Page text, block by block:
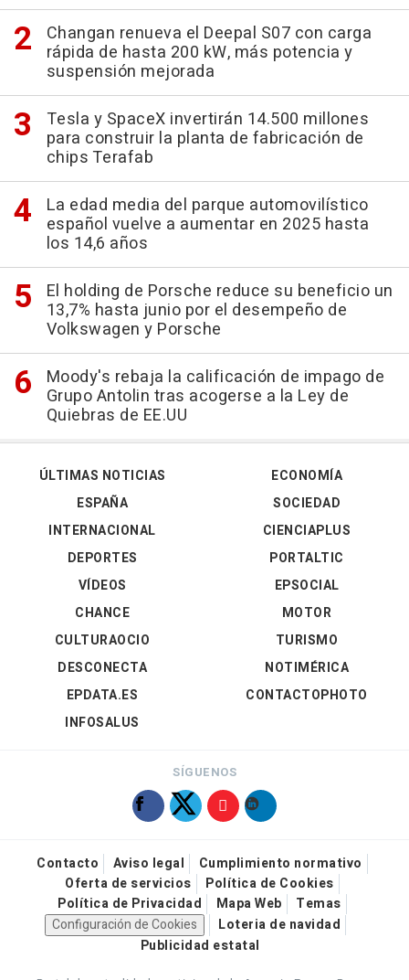
Changan renueva el Deepal S07 con carga
rápida de hasta 200 kW, más potencia y
suspensión mejorada
Tesla y SpaceX invertirán 14.500 millones
para construir la planta de fabricación de
chips Terafab
La edad media del parque automovilístico
español vuelve a aumentar en 2025 hasta
los 14,6 años
El holding de Porsche reduce su beneficio un
13,7% hasta junio por el desempeño de
Volkswagen y Porsche
Moody's rebaja la calificación de impago de
Grupo Antolin tras acogerse a la Ley de
Quiebras de EE.UU
ÚLTIMAS NOTICIAS
ESPAÑA
INTERNACIONAL
DEPORTES
VÍDEOS
ECONOMÍA
SOCIEDAD
CIENCIAPLUS
PORTALTIC
EPSOCIAL
CHANCE
CULTURAOCIO
DESCONECTA
EPDATA.ES
INFOSALUS
MOTOR
TURISMO
NOTIMÉRICA
CONTACTOPHOTO
SÍGUENOS
Contacto Aviso legal
Cumplimiento normativo
Oferta de servicios
Política de Cookies
Política de Privacidad
Mapa Web
Temas
Configuración de Cookies
Loteria de navidad
Publicidad estatal